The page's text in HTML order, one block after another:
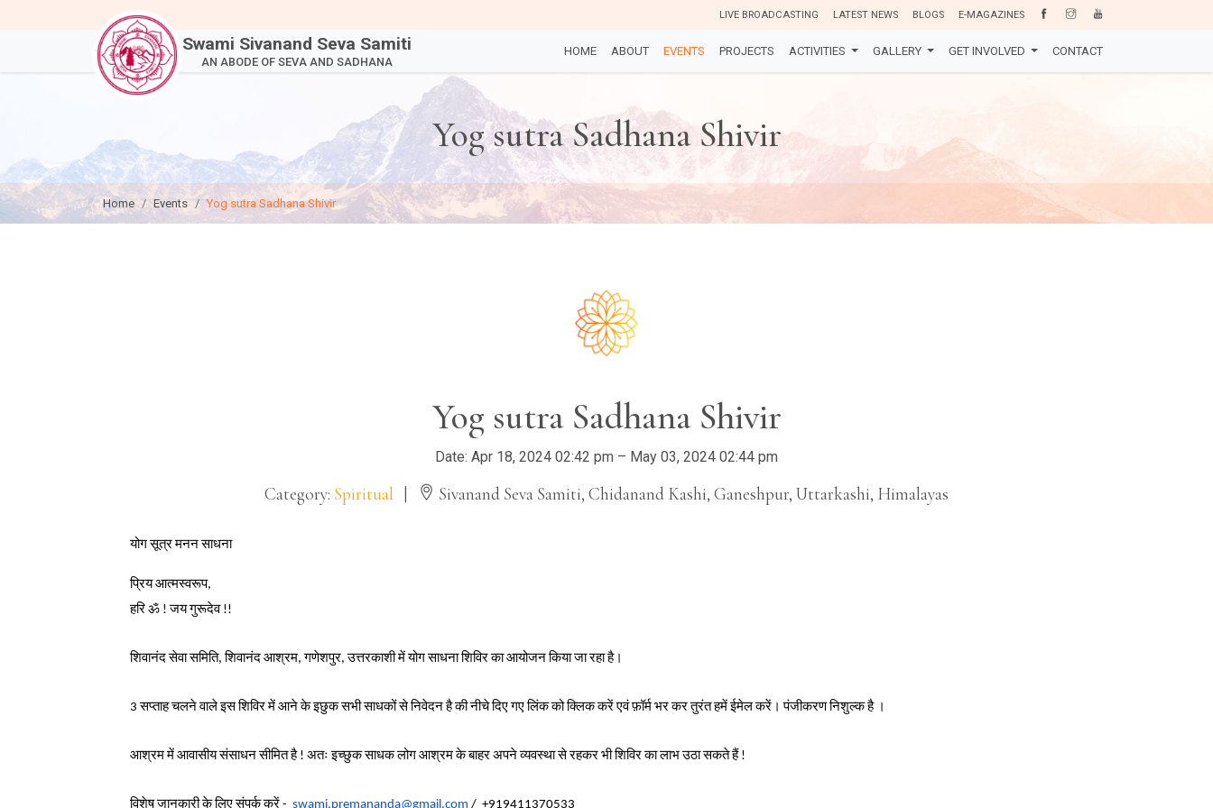
LIVE BROADCASTING LATEST NEWS BLOGS E-MAGAZINES
Swami Sivanand Seva Samiti
AN ABODE OF SEVA AND SADHANA
HOME ABOUT EVENTS PROJECTS ACTIVITIES GALLERY GET INVOLVED CONTACT
Yog sutra Sadhana Shivir
Home Events Yog sutra Sadhana Shivir
Yog sutra Sadhana Shivir
Date: Apr 18, 2024 02:42 pm – May 03, 2024 02:44 pm
Category: Spiritual Sivanand Seva Samiti, Chidanand Kashi, Ganeshpur, Uttarkashi, Himalayas
योग सूत्र मनन साधना
प्रिय आत्मस्वरूप,
हरि ॐ ! जय गुरूदेव !!
शिवानंद सेवा समिति, शिवानंद आश्रम, गणेशपुर, उत्तरकाशी में योग साधना शिविर का आयोजन किया जा रहा है।
3 सप्ताह चलने वाले इस शिविर में आने के इछुक सभी साधकों से निवेदन है की नीचे दिए गए लिंक को क्लिक करें एवं फ़ॉर्म भर कर तुरंत हमें ईमेल करें। पंजीकरण निशुल्क है ।
आश्रम में आवासीय संसाधन सीमित है ! अतः इच्छुक साधक लोग आश्रम के बाहर अपने व्यवस्था से रहकर भी शिविर का लाभ उठा सकते हैं !
विशेष जानकारी के लिए संपर्क करें - swami.premananda@gmail.com / +919411370533